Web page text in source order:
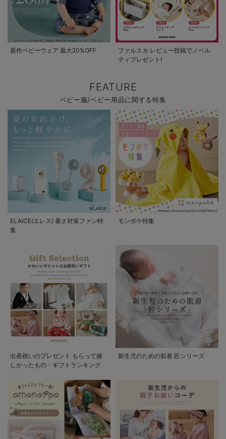
新作ベビーウェア 最大20%OFF
ファルスカ レビュー投稿でノベル
ティプレゼント!
FEATURE
ベビー服/ベビー用品に関する特集
ELAiCE(エレス) 暑さ対策ファン特
集
モンポケ特集
出産祝いのプレゼント もらって嬉
しかったもの・ギフトランキング
新生児のための肌着 匠シリーズ